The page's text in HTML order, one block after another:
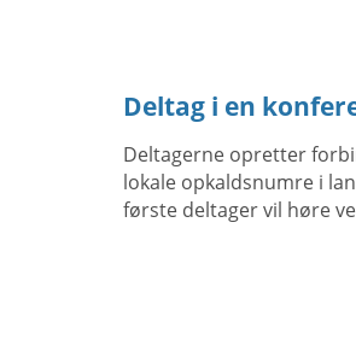
Deltag i en
Deltagerne opretter
lokale opkaldsnumre i
første deltager vil høre